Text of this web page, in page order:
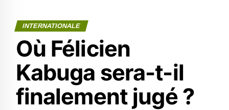
INTERNATIONALE
Où Félicien
Kabuga sera-t-il
finalement jugé ?